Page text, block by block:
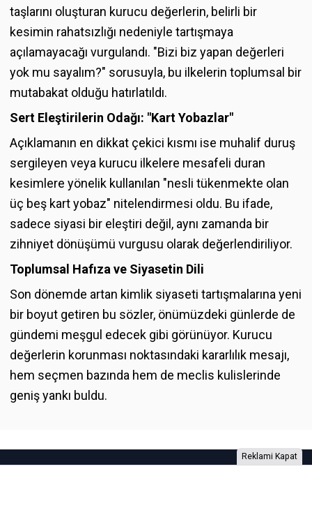
taşlarını oluşturan kurucu değerlerin, belirli bir
kesimin rahatsızlığı nedeniyle tartışmaya
açılamayacağı vurgulandı. "Bizi biz yapan değerleri
yok mu sayalım?" sorusuyla, bu ilkelerin toplumsal bir
mutabakat olduğu hatırlatıldı.
Sert Eleştirilerin Odağı: "Kart Yobazlar"
Açıklamanın en dikkat çekici kısmı ise muhalif duruş
sergileyen veya kurucu ilkelere mesafeli duran
kesimlere yönelik kullanılan "nesli tükenmekte olan
üç beş kart yobaz" nitelendirmesi oldu. Bu ifade,
sadece siyasi bir eleştiri değil, aynı zamanda bir
zihniyet dönüşümü vurgusu olarak değerlendiriliyor.
Toplumsal Hafıza ve Siyasetin Dili
Son dönemde artan kimlik siyaseti tartışmalarına yeni
bir boyut getiren bu sözler, önümüzdeki günlerde de
gündemi meşgul edecek gibi görünüyor. Kurucu
değerlerin korunması noktasındaki kararlılık mesajı,
hem seçmen bazında hem de meclis kulislerinde
geniş yankı buldu.
Reklami Kapat